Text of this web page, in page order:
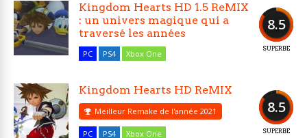
8.5
SUPERBE
Kingdom Hearts HD 1.5 ReMIX
: un univers magique qui a
traversé les années
PC PS4 Xbox One
8.5
SUPERBE
Kingdom Hearts HD ReMIX
Meilleur Remake de l'année 2021
PC PS4 Xbox One